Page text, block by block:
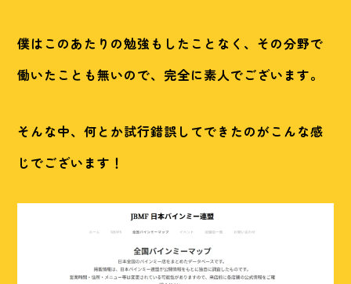
僕はこのあたりの勉強もしたことなく、その分野で
働いたことも無いので、完全に素人でございます。
そんな中、何とか試行錯誤してできたのがこんな感
じでございます！